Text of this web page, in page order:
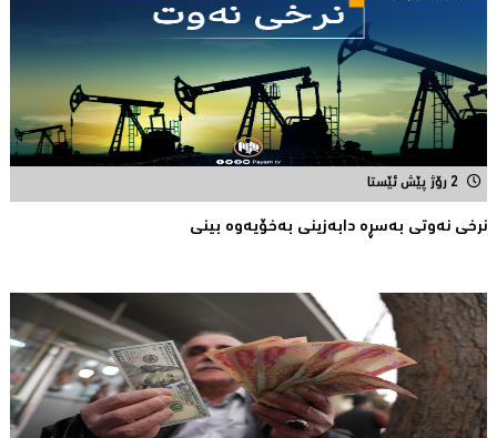
2 رۆژ پێش ئێستا
نرخی نه‌وتی به‌سڕه‌ دابه‌زینی به‌خۆیه‌وه‌ بینی